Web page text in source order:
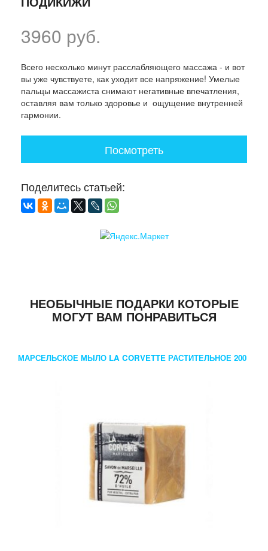
3960 руб.
Всего несколько минут расслабляющего массажа - и вот
вы уже чувствуете, как уходит все напряжение! Умелые
пальцы массажиста снимают негативные впечатления,
оставляя вам только здоровье и ощущение внутренней
гармонии.
Посмотреть
Поделитесь статьей:
НЕОБЫЧНЫЕ ПОДАРКИ КОТОРЫЕ
МОГУТ ВАМ ПОНРАВИТЬСЯ
МАРСЕЛЬСКОЕ МЫЛО LA CORVETTE РАСТИТЕЛЬНОЕ 200